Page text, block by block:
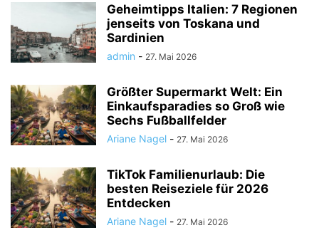
Geheimtipps Italien: 7 Regionen
jenseits von Toskana und
Sardinien
admin - 27. Mai 2026
Größter Supermarkt Welt: Ein
Einkaufsparadies so Groß wie
Sechs Fußballfelder
Ariane Nagel - 27. Mai 2026
TikTok Familienurlaub: Die
besten Reiseziele für 2026
Entdecken
Ariane Nagel - 27. Mai 2026